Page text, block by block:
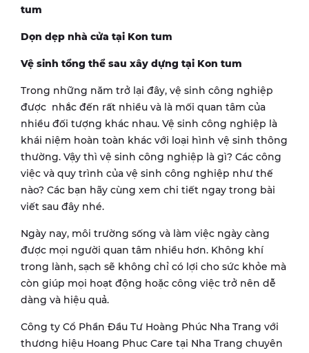
tum
Dọn dẹp nhà cửa tại Kon tum
Vệ sinh tổng thể sau xây dựng tại Kon tum
Trong những năm trở lại đây, vệ sinh công nghiệp
được nhắc đến rất nhiều và là mối quan tâm của
nhiều đối tượng khác nhau. Vệ sinh công nghiệp là
khái niệm hoàn toàn khác với loại hình vệ sinh thông
thường. Vậy thì vệ sinh công nghiệp là gì? Các công
việc và quy trình của vệ sinh công nghiệp như thế
nào? Các bạn hãy cùng xem chi tiết ngay trong bài
viết sau đây nhé.
Ngày nay, môi trường sống và làm việc ngày càng
được mọi người quan tâm nhiều hơn. Không khí
trong lành, sạch sẽ không chỉ có lợi cho sức khỏe mà
còn giúp mọi hoạt động hoặc công việc trở nên dễ
dàng và hiệu quả.
Công ty Cổ Phần Đầu Tư Hoàng Phúc Nha Trang với
thương hiệu Hoang Phuc Care tại Nha Trang chuyên